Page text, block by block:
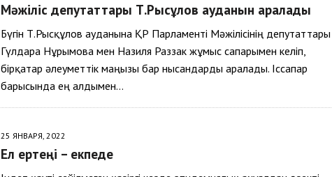
Мәжіліс депутаттары Т.Рысқұлов ауданын аралады
Бүгін Т.Рысқұлов ауданына ҚР Парламенті Мәжілісінің депутаттары
Гүлдара Нұрымова мен Назиля Раззак жұмыс сапарымен келіп,
бірқатар әлеуметтік маңызы бар нысандарды аралады. Іссапар
барысында ең алдымен…
25 ЯНВАРЯ, 2022
Ел ертеңі – екпеде